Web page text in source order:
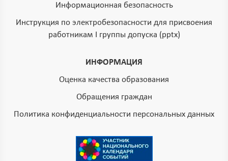
Информационная безопасность
Инструкция по электробезопасности для присвоения
работникам I группы допуска (pptx)
ИНФОРМАЦИЯ
Оценка качества образования
Обращения граждан
Политика конфиденциальности персональных данных